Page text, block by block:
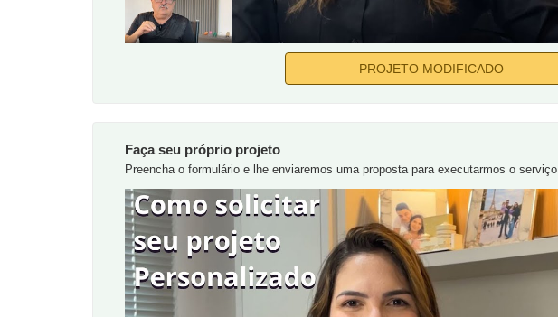
PROJETO MODIFICADO
Faça seu próprio projeto
Preencha o formulário e lhe enviaremos uma proposta para executarmos o serviço